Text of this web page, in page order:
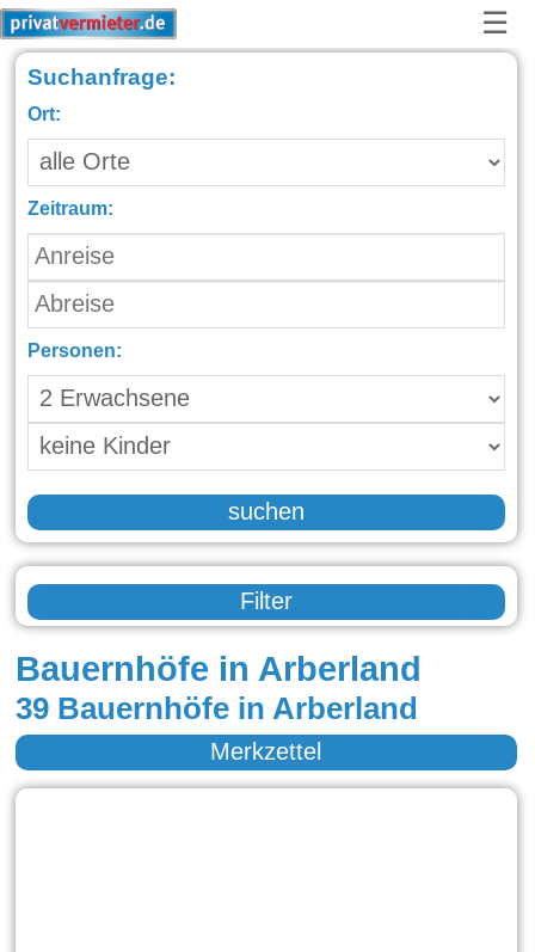
☰
Suchanfrage:
Ort:
Zeitraum:
Personen:
suchen
Filter
Bauernhöfe in Arberland
39 Bauernhöfe in Arberland
Merkzettel